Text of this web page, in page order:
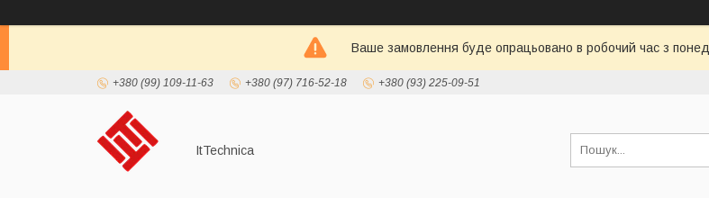
Ваше замовлення буде опрацьовано в робочий час з
+380 (99) 109-11-63 +380 (97) 716-52-18 +380 (93) 225-09-51
ItTechnica